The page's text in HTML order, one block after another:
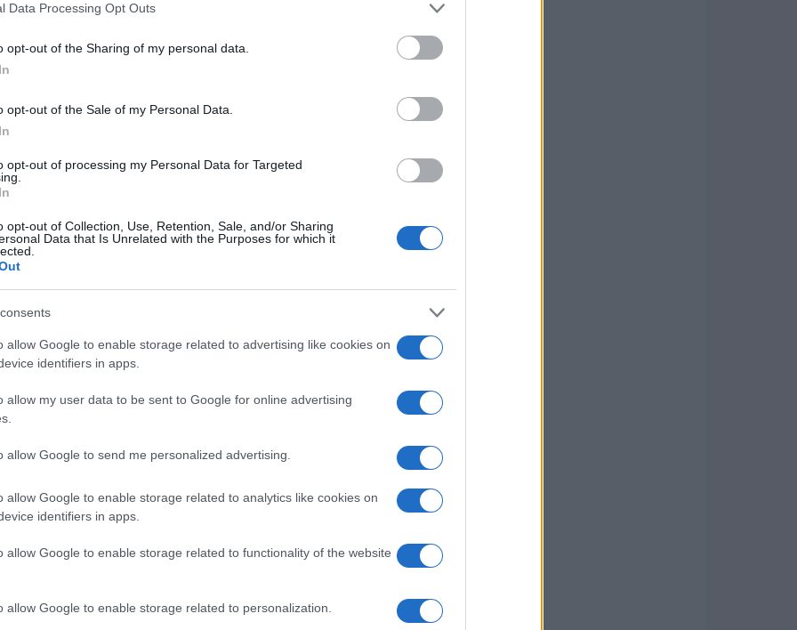
Data Processing Opt Outs
opt-out of the Sharing of my personal data.
opt-out of the Sale of my Personal Data.
opt-out of processing my Personal Data for Targeted
opt-out of Collection, Use, Retention, Sale, and/or Sharing
Data that Is Unrelated with the Purposes for which it
allow Google to enable storage related to advertising like cookies on
identifiers in apps.
allow my user data to be sent to Google for online advertising
allow Google to send me personalized advertising.
allow Google to enable storage related to analytics like cookies on
identifiers in apps.
allow Google to enable storage related to functionality of the website
allow Google to enable storage related to personalization.
capas de bayas
el molde
rojo o rosa
el molde
rojo o rosa